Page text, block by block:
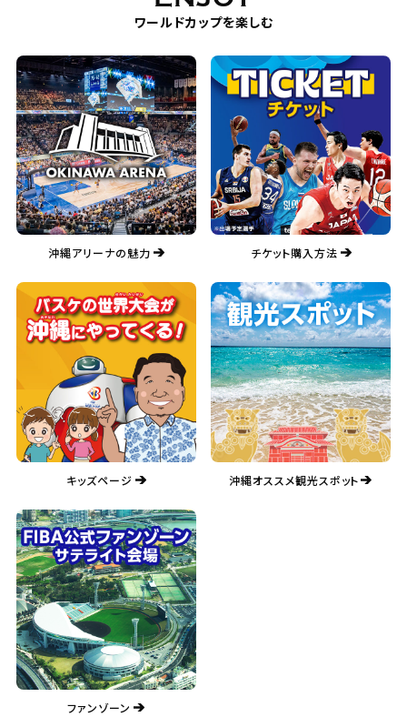
ワールドカップを楽しむ
沖縄アリーナの魅力 チケット購入方法
キッズページ 沖縄オススメ観光スポット
ファンゾーン